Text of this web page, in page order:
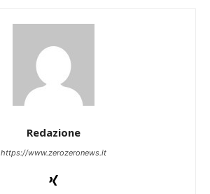
Redazione
https://www.zerozeronews.it